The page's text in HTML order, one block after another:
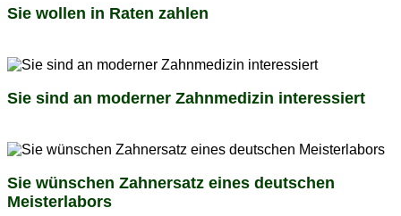
Sie wollen in Raten zahlen
Sie sind an moderner Zahnmedizin interessiert
Sie wünschen Zahnersatz eines deutschen
Meisterlabors